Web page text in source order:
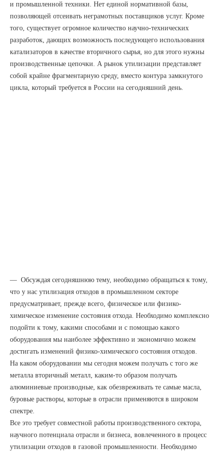
и промышленной техники. Нет единой нормативной базы,
позволяющей отсеивать неграмотных поставщиков услуг. Кроме
того, существует огромное количество научно-технических
разработок, дающих возможность последующего использования
катализаторов в качестве вторичного сырья, но для этого нужны
производственные цепочки. А рынок утилизации представляет
собой крайне фрагментарную среду, вместо контура замкнутого
цикла, который требуется в России на сегодняшний день.
— Обсуждая сегодняшнюю тему, необходимо обращаться к тому,
что у нас утилизация отходов в промышленном секторе
предусматривает, прежде всего, физическое или физико-
химическое изменение состояния отхода. Необходимо комплексно
подойти к тому, какими способами и с помощью какого
оборудования мы наиболее эффективно и экономично можем
достигать изменений физико-химического состояния отходов.
На каком оборудовании мы сегодня можем получать с того же
металла вторичный металл, каким-то образом получать
алюминиевые производные, как обезвреживать те самые масла,
буровые растворы, которые в отрасли применяются в широком
спектре.
Все это требует совместной работы производственного сектора,
научного потенциала отрасли и бизнеса, вовлеченного в процесс
утилизации отходов в газовой промышленности. Необходимо